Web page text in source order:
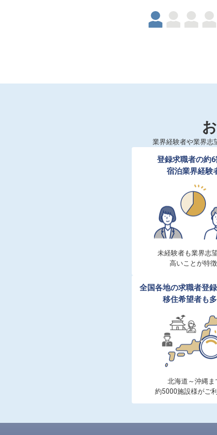
業界経験者や業界志
登録求職者の約
宿泊業界経験
未経験者も業界志
高いことが特徴
全国各地の求職者登
移住希望者も
北海道～沖縄ま
約5000施設様がご